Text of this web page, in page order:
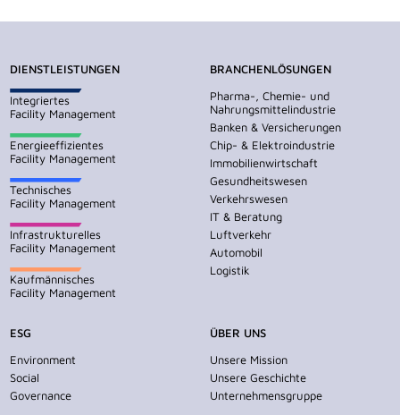
DIENSTLEISTUNGEN
Integriertes
Facility Management
Energieeffizientes
Facility Management
Technisches
Facility Management
Infrastrukturelles
Facility Management
Kaufmännisches
Facility Management
BRANCHENLÖSUNGEN
Pharma-, Chemie- und
Nahrungsmittelindustrie
Banken & Versicherungen
Chip- & Elektroindustrie
Immobilienwirtschaft
Gesundheitswesen
Verkehrswesen
IT & Beratung
Luftverkehr
Automobil
Logistik
ESG
Environment
Social
Governance
ÜBER UNS
Unsere Mission
Unsere Geschichte
Unternehmensgruppe